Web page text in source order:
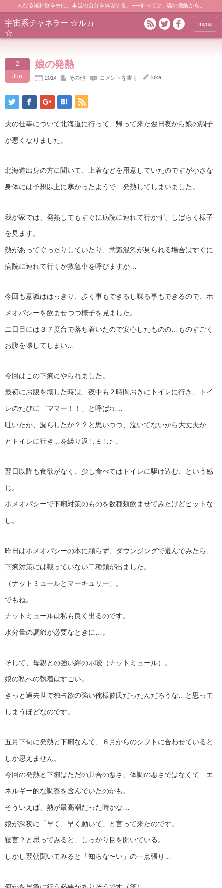
内なる羅針盤を手に、本当の自分を体現する。──すべては、魂の覚醒から。
宇宙系チャネラー ☆ルカ
☆
menu
2
Jun
娘の発熱
2014 その他 コメントを書く luka
夫の仕事について北海道に行って、帰って来た翌日夜から娘の調子
が悪くなりました。
北海道出身の方に聞いて、上着などを用意していたのですが小さな
身体には予想以上に寒かったようで…発熱してしまいました。
我が家では、発熱してもすぐに病院に連れて行かず、しばらく様子
を見ます。
熱があってぐったりしていたり、意識混濁が見られる場合はすぐに
病院に連れて行くか救急車を呼びますが…
今回も意識ははっきり、歩く事もできるし喋る事もできるので、ホ
メオパシーを飲ませつつ様子を見ました。
二日目には３７度台で落ち着いたので安心したものの…ものすごく
お腹を壊してしまい…
今回はこの下痢にやられました。
最初にお腹を壊した時は、夜中も２時間おきにトイレに行き、トイ
レのたびに「ママー！！」と呼ばれ…
吐いたか、漏らしたか？？と思いつつ、泣いてないから大丈夫か…
とトイレに行き…を繰り返しました。
翌日以降も食欲がなく、少し食べてはトイレに駆け込む、という感
じ。
ホメオパシーで下痢対策のものを数種類飲ませてみたけどヒットな
し。
昨日はホメオパシーの本に頼らず、ダウンジングで選んでみたら、
下痢対策には載っていない二種類が出ました。
（ナットミュールとマーキュリー）。
でもね。
ナットミュールは私も良く出るのです。
水分量の調節が必要なときに…。
そして、母親との強い絆の示唆（ナットミュール）。
娘の私への執着はすごい。
きっと過去世で独占欲の強い俺様彼氏だったんだろうな…と思って
しまうほどなのです。
五月下旬に発熱と下痢なんて、６月からのシフトに合わせていると
しか思えません。
今回の発熱と下痢はただの具合の悪さ、体調の悪さではなくて、エ
ネルギー的な調整を含んでいたのかも。
そういえば、熱が最高潮だった時かな…
娘が深夜に「早く、早く動いて」と言って来たのです。
寝言？と思ってみると、しっかり目を開いている。
しかし翌朝聞いてみると「知らな〜い」の一点張り…